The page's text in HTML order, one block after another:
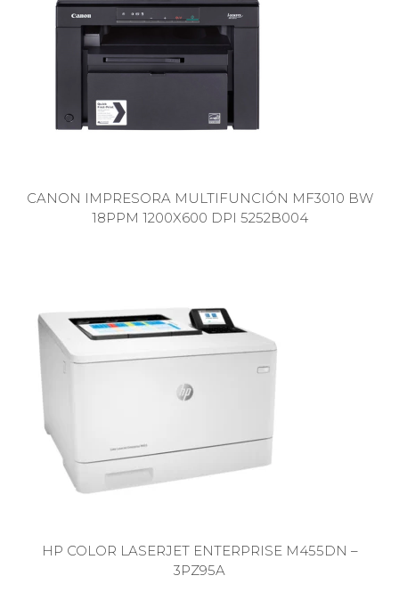
CANON IMPRESORA MULTIFUNCIÓN MF3010 BW
18PPM 1200X600 DPI 5252B004
HP COLOR LASERJET ENTERPRISE M455DN –
3PZ95A